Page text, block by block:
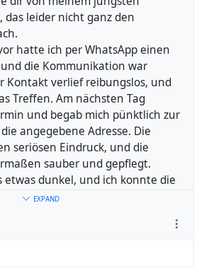
war, dafür zu bezahlen.
darin bestärkt, immer
keine Kompromisse bei der
Dienstleistung zu
dass sowohl Kunden als auch
miteinander umgehen.
Vorfälle in Zukunft verhindert
alle Beteiligten einen
Erfahrung machen
#Mosel
leider nicht ganz den
hatte ich per WhatsApp einen
die Kommunikation war
Kontakt verlief reibungslos, und
Treffen. Am nächsten Tag
und begab mich pünktlich zur
angegebene Adresse. Die
seriösen Eindruck, und die
sauber und gepflegt.
etwas dunkel, und ich konnte die
war, zunächst nicht wirklich
Die Dame, die sich Elena nannte,
ich auf Anfang bis Mitte 30.
EXPAND